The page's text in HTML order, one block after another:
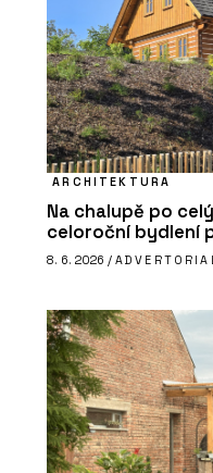
ARCHITEKTURA
Na chalupě po
celoroční bydlení
8. 6. 2026 /